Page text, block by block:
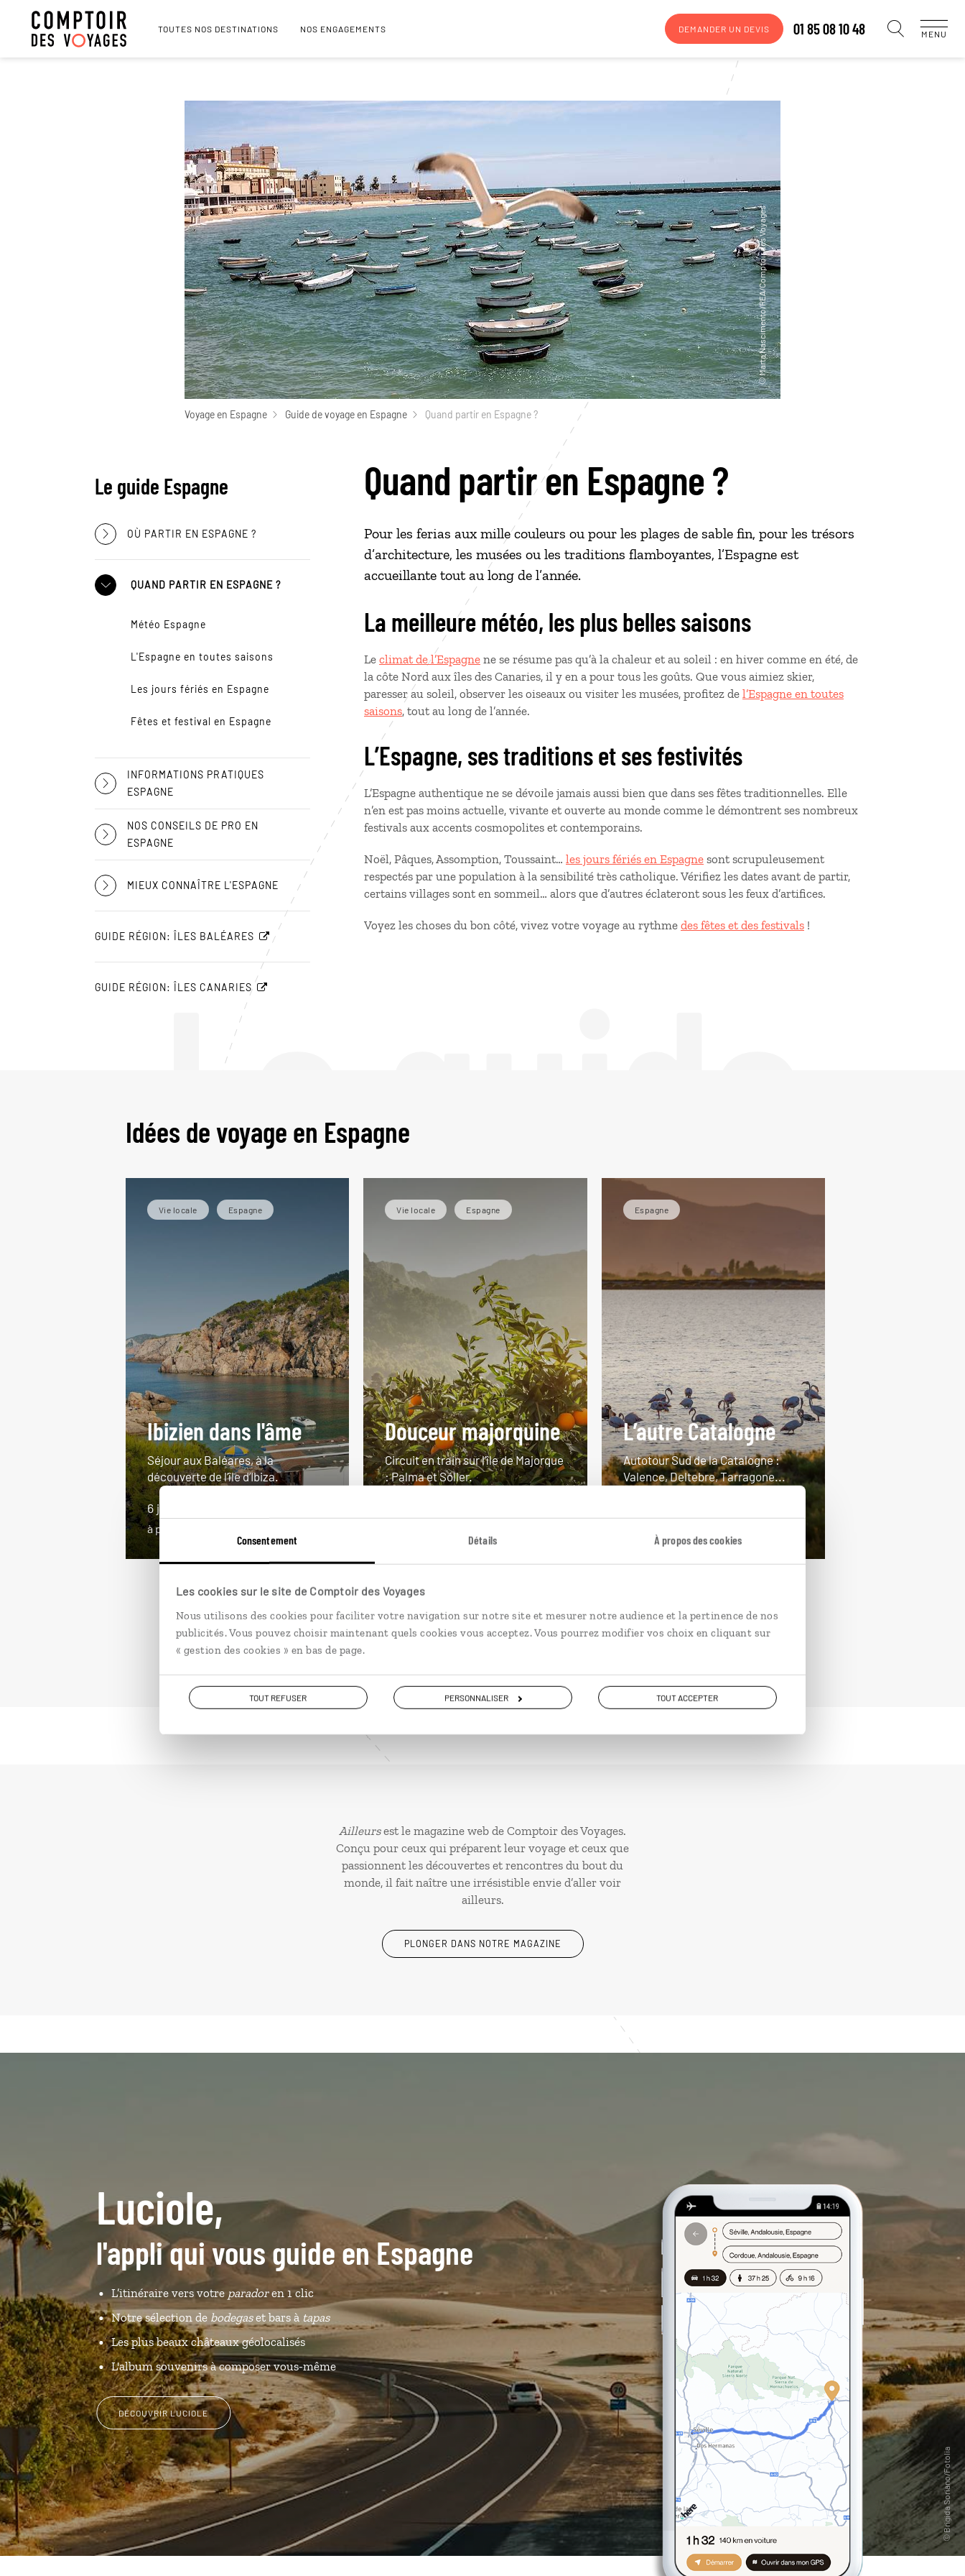
Consentement Détails À propos des cookies
Les cookies sur le site de Comptoir des Voyages
Nous utilisons des cookies pour faciliter votre navigation sur notre site et mesurer notre audience et la pertinence de nos
publicités. Vous pouvez choisir maintenant quels cookies vous acceptez. Vous pourrez modifier vos choix en cliquant sur
« gestion des cookies » en bas de page.
TOUT REFUSER PERSONNALISER TOUT ACCEPTER
TOUTES NOS DESTINATIONS NOS ENGAGEMENTS DEMANDER UN DEVIS 01 85 08 10 48 MENU
Voyage en Espagne Guide de voyage en Espagne Quand partir en Espagne ?
Le guide
Le guide Espagne
OÙ PARTIR EN ESPAGNE ?
QUAND PARTIR EN ESPAGNE ?
Météo Espagne
L'Espagne en toutes saisons
Les jours fériés en Espagne
Fêtes et festival en Espagne
INFORMATIONS PRATIQUES
ESPAGNE
NOS CONSEILS DE PRO EN
ESPAGNE
MIEUX CONNAÎTRE L'ESPAGNE
GUIDE RÉGION: ÎLES BALÉARES
GUIDE RÉGION: ÎLES CANARIES
Quand partir en Espagne ?
Pour les ferias aux mille couleurs ou pour les plages de sable fin, pour les trésors
d’architecture, les musées ou les traditions flamboyantes, l’Espagne est
accueillante tout au long de l’année.
La meilleure météo, les plus belles saisons
Le climat de l’Espagne ne se résume pas qu’à la chaleur et au soleil : en hiver comme en été, de
la côte Nord aux îles des Canaries, il y en a pour tous les goûts. Que vous aimiez skier,
paresser au soleil, observer les oiseaux ou visiter les musées, profitez de l’Espagne en toutes
saisons, tout au long de l’année.
L’Espagne, ses traditions et ses festivités
L’Espagne authentique ne se dévoile jamais aussi bien que dans ses fêtes traditionnelles. Elle
n’en est pas moins actuelle, vivante et ouverte au monde comme le démontrent ses nombreux
festivals aux accents cosmopolites et contemporains.
Noël, Pâques, Assomption, Toussaint… les jours fériés en Espagne sont scrupuleusement
respectés par une population à la sensibilité très catholique. Vérifiez les dates avant de partir,
certains villages sont en sommeil… alors que d’autres éclateront sous les feux d’artifices.
Voyez les choses du bon côté, vivez votre voyage au rythme des fêtes et des festivals !
Idées de voyage en Espagne
Vie locale Espagne
Ibizien dans l'âme
Séjour aux Baléares, à la
découverte de l’île d’Ibiza.
6 jours / 5 nuits
à partir de 1900€
Vie locale Espagne
Douceur majorquine
Circuit en train sur l’île de Majorque
: Palma et Sóller.
Espagne
L’autre Catalogne
Autotour Sud de la Catalogne :
Valence, Deltebre, Tarragone...
VOIR NOS 30 IDÉES DE VOYAGE EN ESPAGNE
Ailleursest le magazine web de Comptoir des Voyages.
Conçu pour ceux qui préparent leur voyage et ceux que
passionnent les découvertes et rencontres du bout du
monde, il fait naître une irrésistible envie d’aller voir
ailleurs.
PLONGER DANS NOTRE MAGAZINE
Luciole,
l'appli qui vous guide en Espagne
L’itinéraire vers votre paradoren 1 clic
Notre sélection de bodegaset bars à tapas
Les plus beaux châteaux géolocalisés
L'album souvenirs à composer vous-même
DÉCOUVRIR LUCIOLE